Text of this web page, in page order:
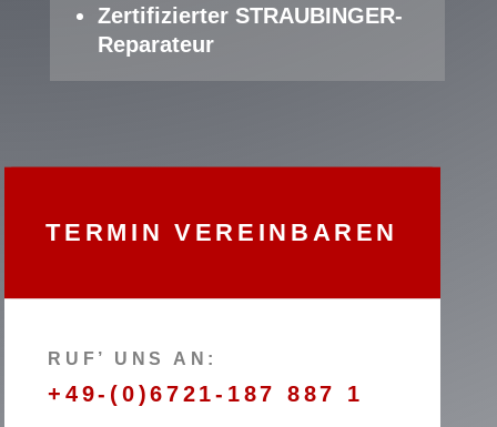
Zertifizierter STRAUBINGER-
Reparateur
TERMIN VEREINBAREN
RUF’ UNS AN:
+49-(0)6721-187 887 1